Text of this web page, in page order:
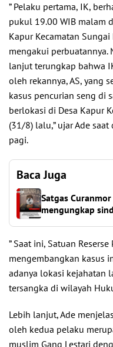
” Pelaku pertama, IK,
pukul 19.00 WIB malam
Kapur Kecamatan
mengakui
lanjut terungkap bahwa
oleh rekannya, AS, yang
kasus pencurian seng di
berlokasi di Desa Kapur
(31/8) lalu,” ujar Ade
pagi.
Baca Juga
Satgas
mengungkap
” Saat ini, Satuan
mengembangkan kasus
adanya lokasi kejahatan
tersangka di wilayah
Lebih lanjut, Ade
oleh kedua pelaku
muslim Gang Lestari